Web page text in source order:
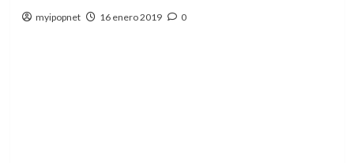
myipopnet 16 enero 2019 0